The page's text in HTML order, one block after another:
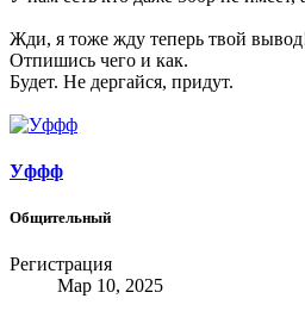
Жди, я тоже жду теперь твой
Отпишись чего и как.
Будет. Не дергайся, придут.
Уффф
Общительный
Регистрация
Мар 10, 2025